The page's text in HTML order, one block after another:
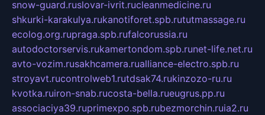
snow-guard.ruslovar-ivrit.rucleanmedicine.ru
shkurki-karakulya.rukanotiforet.spb.rututmassage.ru
ecolog.org.rupraga.spb.rufalcorussia.ru
autodoctorservis.rukamertondom.spb.runet-life.net.ru
avto-vozim.rusakhcamera.rualliance-electro.spb.ru
stroyavt.rucontrolweb1.rutdsak74.rukinzozo-ru.ru
kvotka.ruiron-snab.rucosta-bella.rueugrus.pp.ru
associaciya39.ruprimexpo.spb.rubezmorchin.ruia2.ru